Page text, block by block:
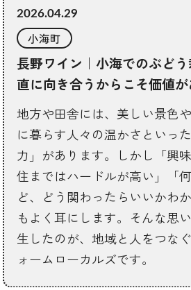
2026.04.29
小海町
長野ワイン｜小海でのぶど
直に向き合うからこそ価値が
地方や田舎には、美しい景色
に暮らす人々の温かさといっ
力」があります。しかし「興
住まではハードルが高い」「
ど、どう関わったらいいかわ
もよく耳にします。そんな思
生したのが、地域と人をつな
ォームローカルズです。